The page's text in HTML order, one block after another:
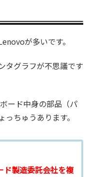
が多いです。
タグラフが不思議です
ード中身の部品（パ
ちゅうあります。
ド製造委託会社を複